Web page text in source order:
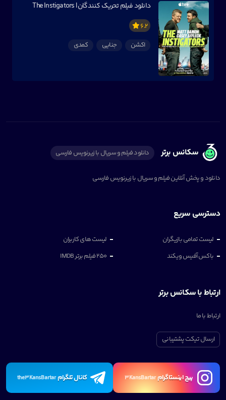
دانلود فیلم تحریک کنندگان | The Instigators
6.2
اکشن
جنایی کمدی
سکانس برتر دانلود فیلم و سریال با زیرنویس فارسی
دانلود و پخش آنلاین فیلم و سریال با زیرنویس فارسی
دسترسی سریع
لیست تمامی بازیگران
لیست های کاربران
باکس آفیس ویکند
250 فیلم برتر IMDB
ارتباط با سکانس برتر
ارتباط با ما
ارسال تیکت پشتیبانی
پیچ اینستاگرام3KansBartar کانال تلگرامthe3KansBartar